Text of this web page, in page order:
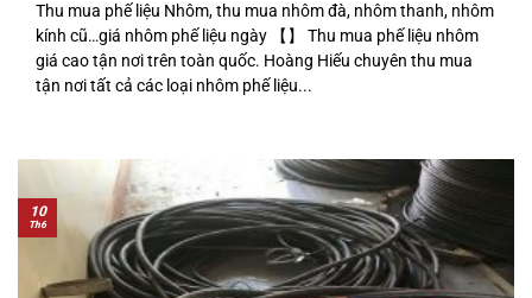
Thu mua phế liệu Nhôm, thu mua nhôm đà, nhôm thanh, nhôm
kính cũ…giá nhôm phế liệu ngày 【】 Thu mua phế liệu nhôm
giá cao tận nơi trên toàn quốc. Hoàng Hiếu chuyên thu mua
tận nơi tất cả các loại nhôm phế liệu...
10
Th6